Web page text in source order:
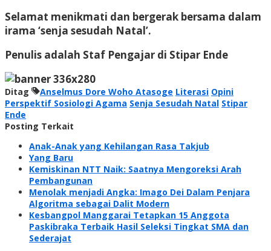
Selamat menikmati dan bergerak bersama dalam
irama ‘senja sesudah Natal’.
Penulis adalah Staf Pengajar di Stipar Ende
Ditag Anselmus Dore Woho Atasoge Literasi Opini
Perspektif Sosiologi Agama Senja Sesudah Natal Stipar
Ende
Posting Terkait
Anak-Anak yang Kehilangan Rasa Takjub
Yang Baru
Kemiskinan NTT Naik: Saatnya Mengoreksi Arah
Pembangunan
Menolak menjadi Angka: Imago Dei Dalam Penjara
Algoritma sebagai Dalit Modern
Kesbangpol Manggarai Tetapkan 15 Anggota
Paskibraka Terbaik Hasil Seleksi Tingkat SMA dan
Sederajat